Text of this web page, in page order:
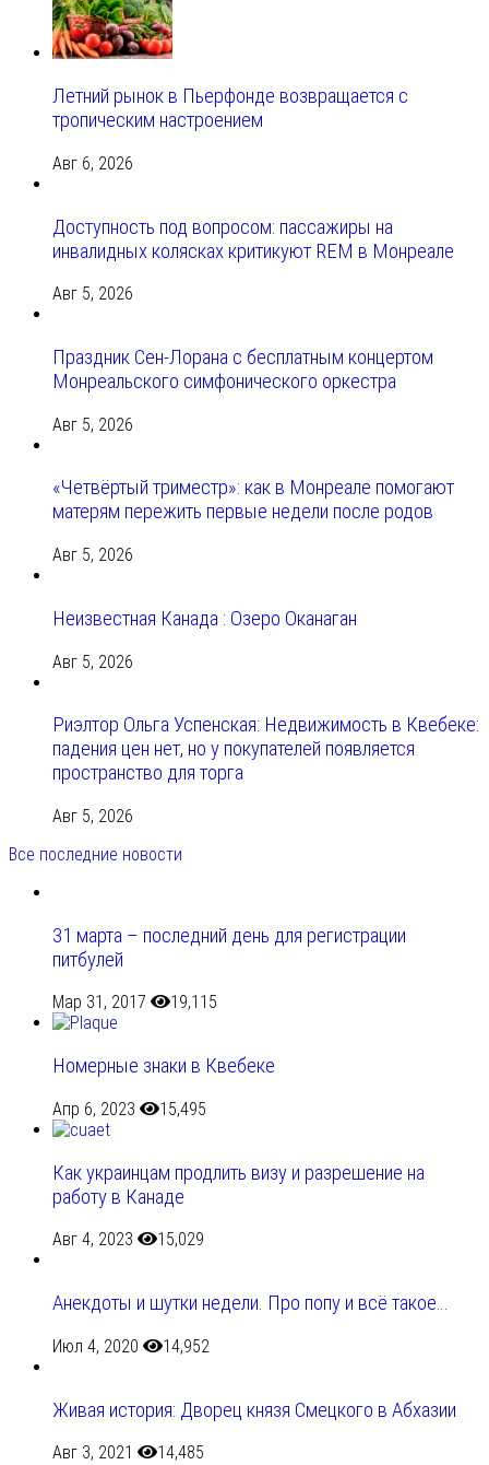
Летний рынок в Пьерфонде возвращается с
тропическим настроением
Авг 6, 2026
Доступность под вопросом: пассажиры на
инвалидных колясках критикуют REM в Монреале
Авг 5, 2026
Праздник Сен-Лорана с бесплатным концертом
Монреальского симфонического оркестра
Авг 5, 2026
«Четвёртый триместр»: как в Монреале помогают
матерям пережить первые недели после родов
Авг 5, 2026
Неизвестная Канада : Озеро Оканаган
Авг 5, 2026
Риэлтор Ольга Успенская: Недвижимость в Квебеке:
падения цен нет, но у покупателей появляется
пространство для торга
Авг 5, 2026
Все последние новости
31 марта – последний день для регистрации
питбулей
Мар 31, 2017 19,115
Номерные знаки в Квебеке
Апр 6, 2023 15,495
Как украинцам продлить визу и разрешение на
работу в Канаде
Авг 4, 2023 15,029
Анекдоты и шутки недели. Про попу и всё такое…
Июл 4, 2020 14,952
Живая история: Дворец князя Смецкого в Абхазии
Авг 3, 2021 14,485